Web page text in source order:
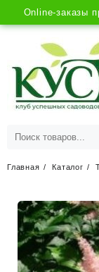
Online-заказы
Главная Каталог